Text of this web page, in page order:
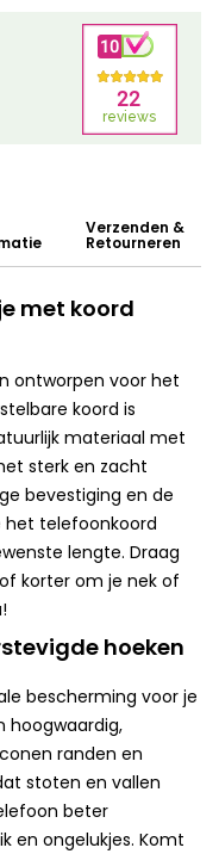
Verzenden &
Retourneren
met koord
ontworpen voor het
koord is
materiaal met
sterk en zacht
bevestiging en de
telefoonkoord
lengte. Draag
korter om je nek of
hoeken
bescherming voor je
hoogwaardig,
randen en
stoten en vallen
beter
en ongelukjes. Komt